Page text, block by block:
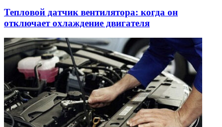
Тепловой датчик вентилятора: когда он
отключает охлаждение двигателя